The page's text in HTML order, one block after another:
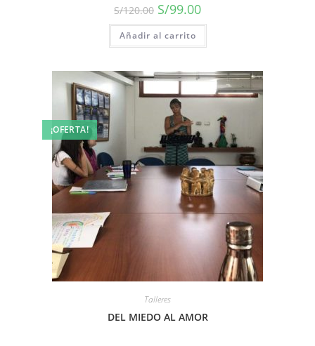
S/120.00 S/99.00
Añadir al carrito
¡OFERTA!
Talleres
DEL MIEDO AL AMOR